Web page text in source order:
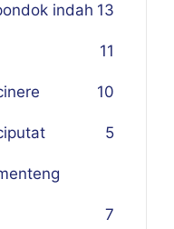
indah 13
11
10
5
7